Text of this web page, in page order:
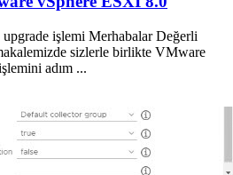
işlemi Merhabalar Değerli
sizlerle birlikte VMware
adım ...